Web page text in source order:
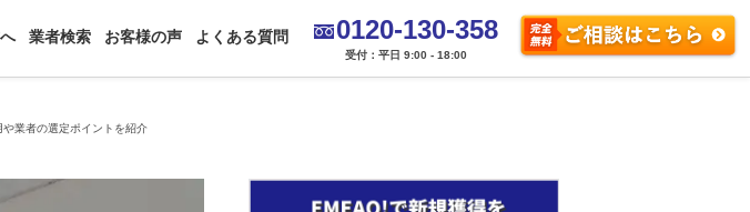
業者検索 お客様の声 よくある質問 0120-130-358
受付：平日 9:00 - 18:00
業者の選定ポイントを紹介